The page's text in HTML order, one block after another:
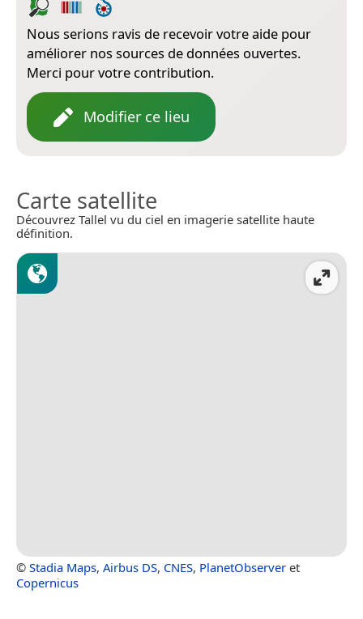
Nous serions ravis de recevoir votre aide pour
améliorer nos sources de données ouvertes.
Merci pour votre contribution.
Modifier ce lieu
Carte satellite
Découvrez Tallel vu du ciel en imagerie satellite haute
définition.
© Stadia Maps, Airbus DS, CNES, PlanetObserver et
Copernicus